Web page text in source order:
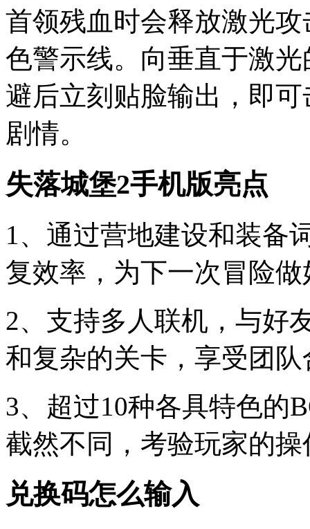
首领残血时会释放激光
色警示线。向垂直于激
避后立刻贴脸输出，即
剧情。
失落城堡2手机版亮点
1、通过营地建设和装备
复效率，为下一次冒险
2、支持多人联机，与好
和复杂的关卡，享受团
3、超过10种各具特色的
截然不同，考验玩家的
兑换码怎么输入